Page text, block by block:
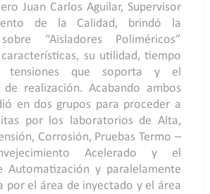
Juan Carlos Aguilar, Supervisor
de la Calidad, brindó la
“Aisladores Poliméricos”
su utilidad, tiempo
tensiones que soporta y el
realización. Acabando ambos
en dos grupos para proceder a
por los laboratorios de Alta,
Corrosión, Pruebas Termo –
Acelerado y el
Automatización y paralelamente
por el área de inyectado y el área